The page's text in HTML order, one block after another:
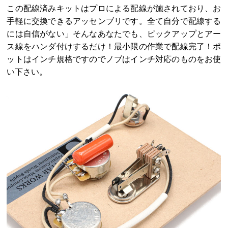
この配線済みキットはプロによる配線が施されており、お
手軽に交換できるアッセンブリです。全て自分で配線する
には自信がない」そんなあなたでも、ピックアップとアー
ス線をハンダ付けするだけ！最小限の作業で配線完了！ポ
ットはインチ規格ですのでノブはインチ対応のものをお使
い下さい。